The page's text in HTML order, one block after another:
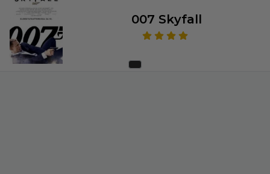
007 Skyfall